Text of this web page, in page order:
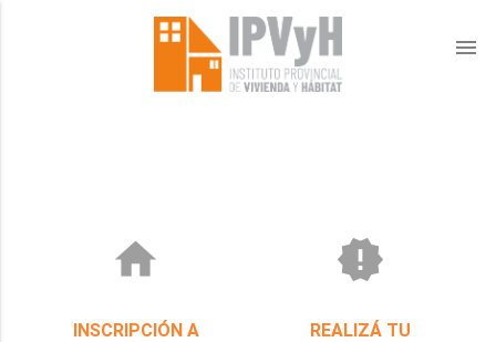
menu
home
INSCRIPCIÓN A
new_releases
REALIZÁ TU